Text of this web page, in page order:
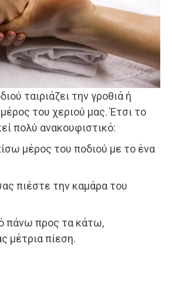
ταιριάζει την γροθιά ή
του χεριού μας. Έτσι το
πολύ ανακουφιστικό:
μέρος του ποδιού με το ένα
πιέστε την καμάρα του
πάνω προς τα κάτω,
μέτρια πίεση.